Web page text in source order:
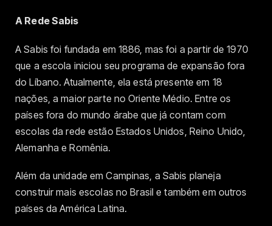
A Rede Sabis
A Sabis foi fundada em 1886, mas foi a partir de 1970
que a escola iniciou seu programa de expansão fora
do Líbano. Atualmente, ela está presente em 18
nações, a maior parte no Oriente Médio. Entre os
países fora do mundo árabe que já contam com
escolas da rede estão Estados Unidos, Reino Unido,
Alemanha e Romênia.
Além da unidade em Campinas, a Sabis planeja
construir mais escolas no Brasil e também em outros
países da América Latina.